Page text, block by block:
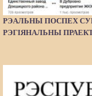
РЭАЛЬНЫ ПОСПЕХ
РЭГІЯНАЛЬНЫ